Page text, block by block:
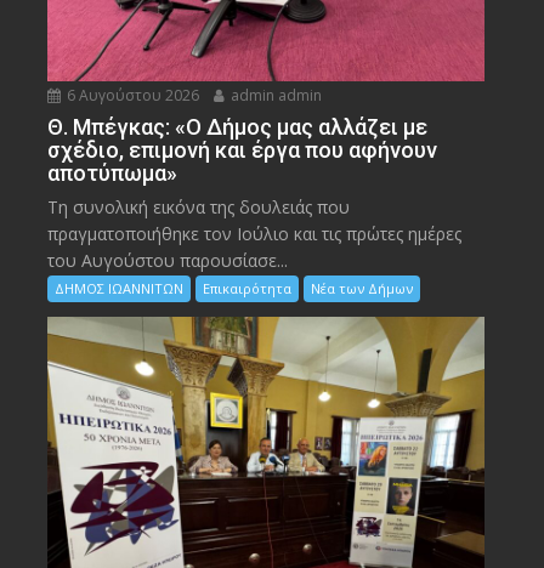
6 Αυγούστου 2026 admin admin
Θ. Μπέγκας: «Ο Δήμος μας αλλάζει με
σχέδιο, επιμονή και έργα που αφήνουν
αποτύπωμα»
Τη συνολική εικόνα της δουλειάς που
πραγματοποιήθηκε τον Ιούλιο και τις πρώτες ημέρες
του Αυγούστου παρουσίασε...
ΔΗΜΟΣ ΙΩΑΝΝΙΤΩΝ Επικαιρότητα Νέα των Δήμων